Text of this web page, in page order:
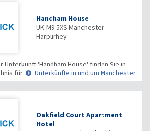
Handham House
UK-M9-5XS Manchester -
Harpurhey
Unterkunft 'Handham House' finden Sie in
für
Unterkünfte in und um Manchester
Oakfield Court Apartment
Hotel